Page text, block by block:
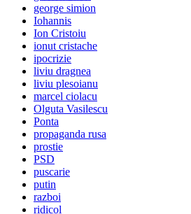
george simion
Iohannis
Ion Cristoiu
ionut cristache
ipocrizie
liviu dragnea
liviu plesoianu
marcel ciolacu
Olguta Vasilescu
Ponta
propaganda rusa
prostie
PSD
puscarie
putin
razboi
ridicol